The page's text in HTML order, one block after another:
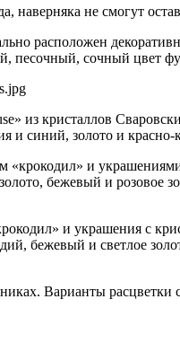
наверняка не смогут
расположен
песочный, сочный цвет
из кристаллов
и синий, золото и
«крокодил» и
бежевый и розовое
и украшения с
бежевый и светлое
Варианты